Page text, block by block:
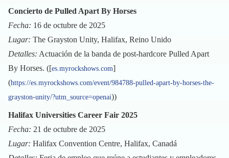
Concierto de Pulled Apart By Horses
Fecha: 16 de octubre de 2025
Lugar: The Grayston Unity, Halifax, Reino Unido
Detalles: Actuación de la banda de post-hardcore Pulled Apart
By Horses. ([es.myrockshows.com]
(https://es.myrockshows.com/event/984788-pulled-apart-by-horses-the-
grayston-unity/?utm_source=openai))
Halifax Universities Career Fair 2025
Fecha: 21 de octubre de 2025
Lugar: Halifax Convention Centre, Halifax, Canadá